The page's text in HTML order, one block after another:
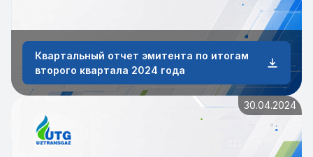
Квартальный отчет эмитента по итогам
второго квартала 2024 года
30.04.2024